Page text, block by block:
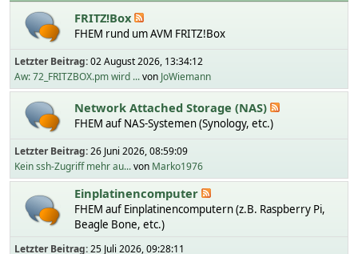
FRITZ!Box
FHEM rund um AVM FRITZ!Box
Letzter Beitrag:02 August 2026, 13:34:12
Aw: 72_FRITZBOX.pm wird ...von JoWiemann
Network Attached Storage (NAS)
FHEM auf NAS-Systemen (Synology, etc.)
Letzter Beitrag:26 Juni 2026, 08:59:09
Kein ssh-Zugriff mehr au...von Marko1976
Einplatinencomputer
FHEM auf Einplatinencomputern (z.B. Raspberry Pi,
Beagle Bone, etc.)
Letzter Beitrag:25 Juli 2026, 09:28:11